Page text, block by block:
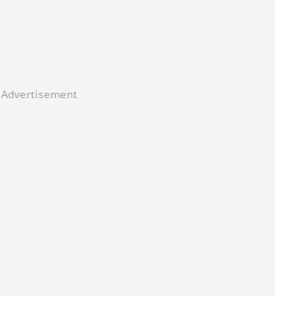
Advertisement